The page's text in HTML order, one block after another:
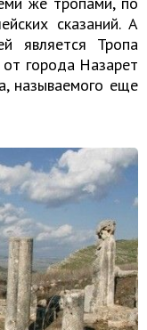
сказаний. А
является Тропа
города Назарет
называемого еще